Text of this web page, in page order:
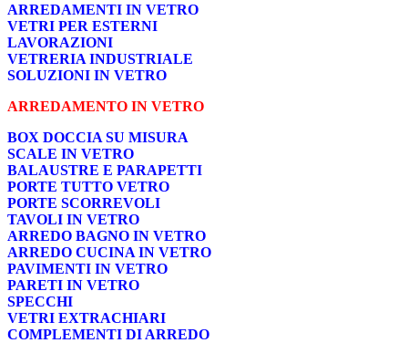
ARREDAMENTI IN VETRO
VETRI PER ESTERNI
LAVORAZIONI
VETRERIA INDUSTRIALE
SOLUZIONI IN VETRO
ARREDAMENTO IN VETRO
BOX DOCCIA SU MISURA
SCALE IN VETRO
BALAUSTRE E PARAPETTI
PORTE TUTTO VETRO
PORTE SCORREVOLI
TAVOLI IN VETRO
ARREDO BAGNO IN VETRO
ARREDO CUCINA IN VETRO
PAVIMENTI IN VETRO
PARETI IN VETRO
SPECCHI
VETRI EXTRACHIARI
COMPLEMENTI DI ARREDO